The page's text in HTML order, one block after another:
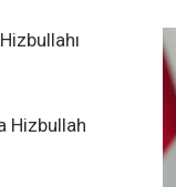
Hizbullah